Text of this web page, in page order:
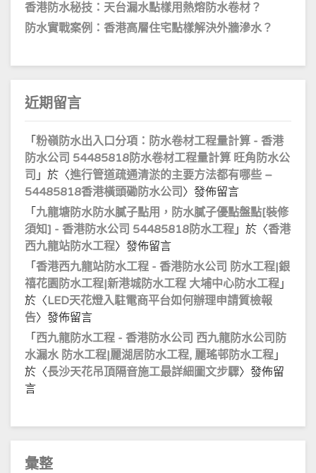
香港防水秘技：天台漏水點樣用熱熔防水卷材？
防水實戰案例：香港高層住宅點樣解決外牆滲水？
近期留言
「 粉嶺防水出入口分項：防水卷材工程量計算 - 香港
防水公司 54485818防水卷材工程量計算 旺角防水公
司 」於〈進行管道疏通清淤的主要方法都有哪些 –
54485818香港橫頭磡防水公司 〉發佈留言
「 九龍塘防水防水膩子點用，防水膩子優點盤點[裝修
須知] - 香港防水公司 54485818防水工程 」於〈香港
西九龍站防水工程〉發佈留言
「 香港西九龍站防水工程 - 香港防水公司 防水工程|銀
禧花園防水工程|新港城防水工程 大埔中心防水工程 」
於〈LED天花燈入駐電商平台如何辦理申請質檢報
告〉發佈留言
「 西九龍防水工程 - 香港防水公司 西九龍防水公司防
水漏水 防水工程|麗湖居防水工程, 麗瑤邨防水工程 」
於〈長沙天花吊頂隔音施工最詳細圖文步驟〉發佈留
言
彙整